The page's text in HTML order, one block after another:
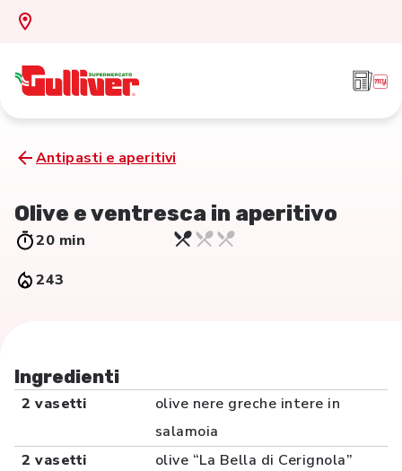
Antipasti e aperitivi
Olive e ventresca in aperitivo
20 min
243
Ingredienti
2 vasetti
olive nere greche intere in
salamoia
2 vasetti
olive “La Bella di Cerignola”